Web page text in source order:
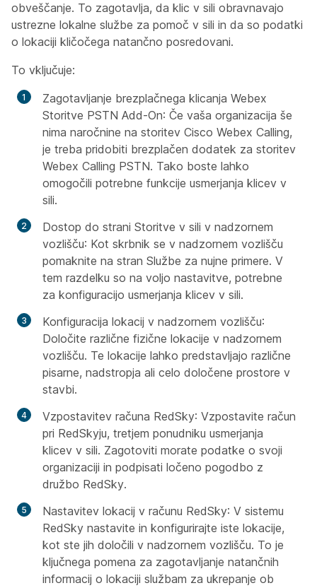
obveščanje. To zagotavlja, da klic v sili obravnavajo
ustrezne lokalne službe za pomoč v sili in da so podatki
o lokaciji kličočega natančno posredovani.
To vključuje:
Zagotavljanje brezplačnega klicanja Webex
Storitve PSTN Add-On: Če vaša organizacija še
nima naročnine na storitev Cisco Webex Calling,
je treba pridobiti brezplačen dodatek za storitev
Webex Calling PSTN. Tako boste lahko
omogočili potrebne funkcije usmerjanja klicev v
sili.
Dostop do strani Storitve v sili v nadzornem
vozlišču: Kot skrbnik se v nadzornem vozlišču
pomaknite na stran Službe za nujne primere. V
tem razdelku so na voljo nastavitve, potrebne
za konfiguracijo usmerjanja klicev v sili.
Konfiguracija lokacij v nadzornem vozlišču:
Določite različne fizične lokacije v nadzornem
vozlišču. Te lokacije lahko predstavljajo različne
pisarne, nadstropja ali celo določene prostore v
stavbi.
Vzpostavitev računa RedSky: Vzpostavite račun
pri RedSkyju, tretjem ponudniku usmerjanja
klicev v sili. Zagotoviti morate podatke o svoji
organizaciji in podpisati ločeno pogodbo z
družbo RedSky.
Nastavitev lokacij v računu RedSky: V sistemu
RedSky nastavite in konfigurirajte iste lokacije,
kot ste jih določili v nadzornem vozlišču. To je
ključnega pomena za zagotavljanje natančnih
informacij o lokaciji službam za ukrepanje ob